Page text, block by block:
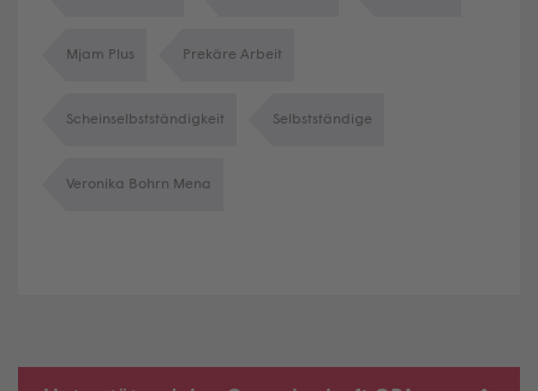
Mjam Plus Prekäre Arbeit
Scheinselbstständigkeit Selbstständige
Veronika Bohrn Mena